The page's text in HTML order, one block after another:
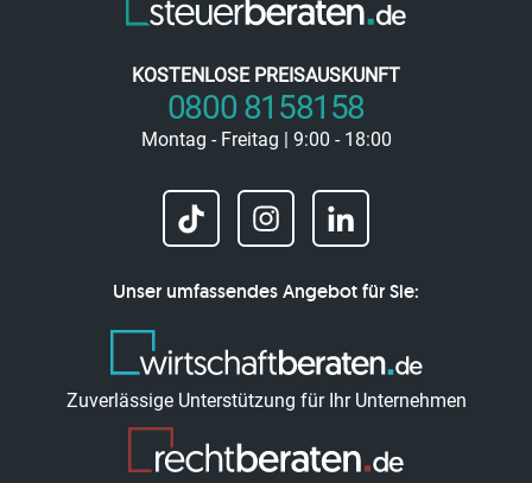
KOSTENLOSE PREISAUSKUNFT
0800 8158158
Montag - Freitag | 9:00 - 18:00
Unser umfassendes Angebot für Sie:
Zuverlässige Unterstützung für Ihr Unternehmen